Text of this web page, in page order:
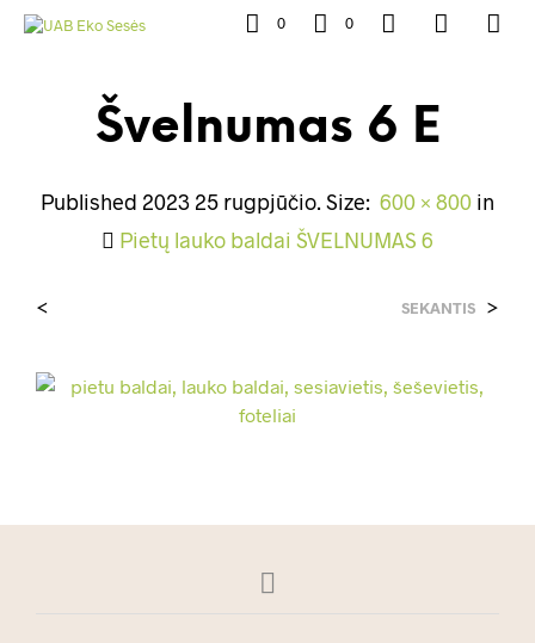
0 0
Švelnumas 6 E
Published 2023 25 rugpjūčio. Size: 600 × 800 in
Pietų lauko baldai ŠVELNUMAS 6
< SEKANTIS >